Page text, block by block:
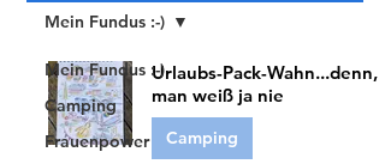
Mein Fundus :-)
Camping
Frauenpower
Mein Fundus :-)
Urlaubs-Pack-Wahn...denn,
man weiß ja nie
Camping